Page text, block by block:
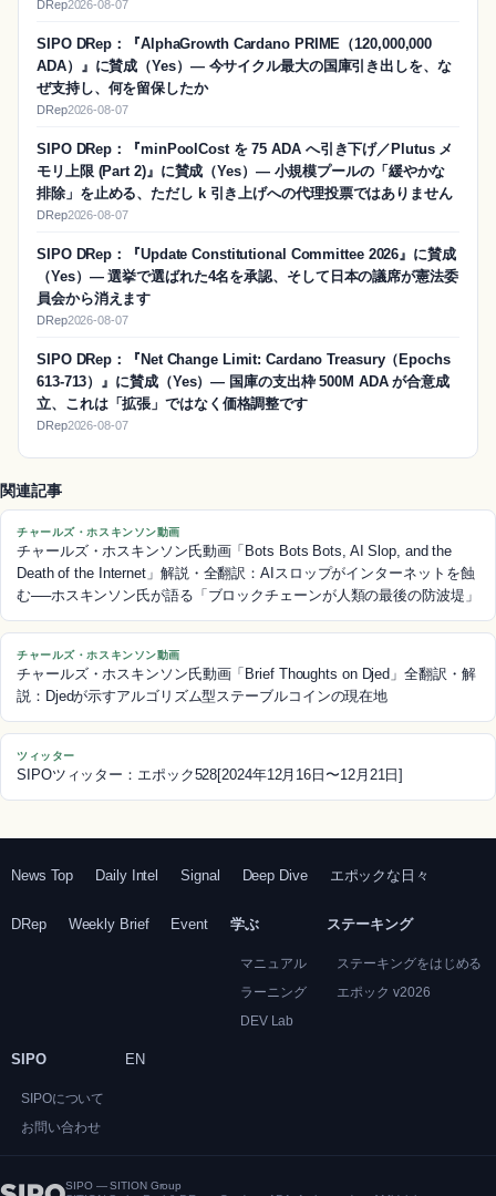
DRep2026-08-07
SIPO DRep：『AlphaGrowth Cardano PRIME（120,000,000
ADA）』に賛成（Yes）― 今サイクル最大の国庫引き出しを、な
ぜ支持し、何を留保したか
DRep2026-08-07
SIPO DRep：『minPoolCost を 75 ADA へ引き下げ／Plutus メ
モリ上限 (Part 2)』に賛成（Yes）― 小規模プールの「緩やかな
排除」を止める、ただし k 引き上げへの代理投票ではありません
DRep2026-08-07
SIPO DRep：『Update Constitutional Committee 2026』に賛成
（Yes）― 選挙で選ばれた4名を承認、そして日本の議席が憲法委
員会から消えます
DRep2026-08-07
SIPO DRep：『Net Change Limit: Cardano Treasury（Epochs
613-713）』に賛成（Yes）― 国庫の支出枠 500M ADA が合意成
立、これは「拡張」ではなく価格調整です
DRep2026-08-07
関連記事
チャールズ・ホスキンソン動画
チャールズ・ホスキンソン氏動画「Bots Bots Bots, AI Slop, and the
Death of the Internet」解説・全翻訳：AIスロップがインターネットを蝕
む──ホスキンソン氏が語る「ブロックチェーンが人類の最後の防波堤」
チャールズ・ホスキンソン動画
チャールズ・ホスキンソン氏動画「Brief Thoughts on Djed」全翻訳・解
説：Djedが示すアルゴリズム型ステーブルコインの現在地
ツィッター
SIPOツィッター：エポック528[2024年12月16日〜12月21日]
News Top Daily Intel Signal Deep Dive エポックな日々
DRep Weekly Brief Event 学ぶ
マニュアル
ラーニング
DEV Lab
ステーキング
ステーキングをはじめる
エポック v2026
SIPO
SIPOについて
お問い合わせ
EN
SIPO — SITION Group